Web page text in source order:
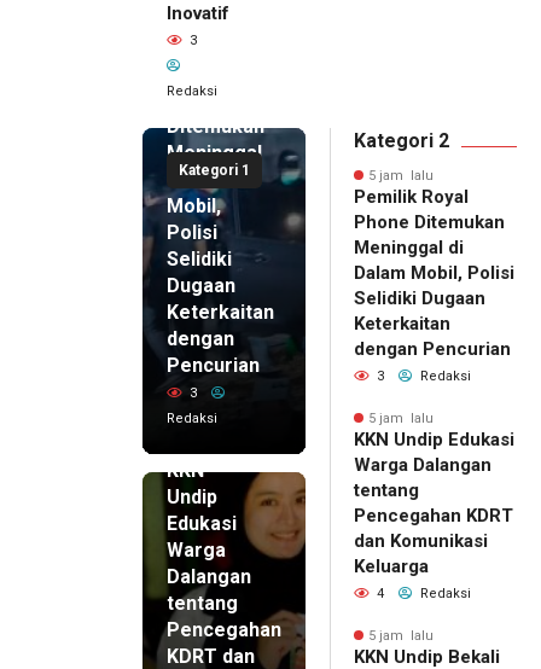
Inovatif
3
Redaksi
Kategori 1
5 jam lalu
Pemilik
Royal
Phone
Ditemukan
Meninggal
di Dalam
Mobil,
Polisi
Selidiki
Dugaan
Keterkaitan
dengan
Pencurian
3
Redaksi
KKN
Undip
Edukasi
Warga
Dalangan
tentang
Pencegahan
KDRT dan
Kategori 2
5 jam lalu
Pemilik Royal
Phone Ditemukan
Meninggal di
Dalam Mobil, Polisi
Selidiki Dugaan
Keterkaitan
dengan Pencurian
3 Redaksi
5 jam lalu
KKN Undip Edukasi
Warga Dalangan
tentang
Pencegahan KDRT
dan Komunikasi
Keluarga
4 Redaksi
5 jam lalu
KKN Undip Bekali